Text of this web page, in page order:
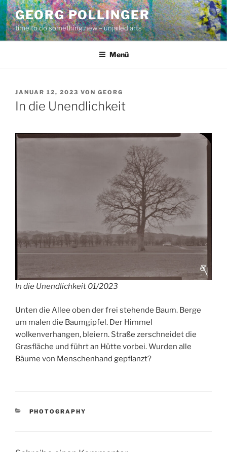
Zum
Inhalt
springen
GEORG POLLINGER
time to do something new – unjailed arts
Menü
VERÖFFENTLICHT
AM
JANUAR 12, 2023 VON GEORG
In die Unendlichkeit
In die Unendlichkeit 01/2023
Unten die Allee oben der frei stehende Baum. Berge
um malen die Baumgipfel. Der Himmel
wolkenverhangen, bleiern. Straße zerschneidet die
Grasfläche und führt an Hütte vorbei. Wurden alle
Bäume von Menschenhand gepflanzt?
KATEGORIEN
PHOTOGRAPHY